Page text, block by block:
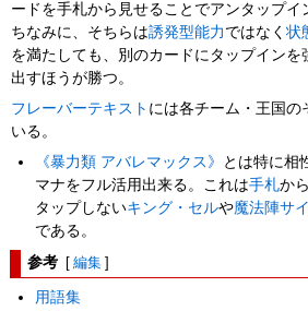
ードを手札から見せることでアンタップイ
ちなみに、そちらは誘発型能力 ではなく状
を満たしても、別のカードにタップインを
出すほうが勝つ。
フレーバーテキスト には各チーム・王国の
いる。
《暴力類 アバレマックス》
とは特に相
マナをフル活用出来る。これは手札か
タップしないキング・セルや魔法陣サ
である。
参考 [ 編集 ]
用語集